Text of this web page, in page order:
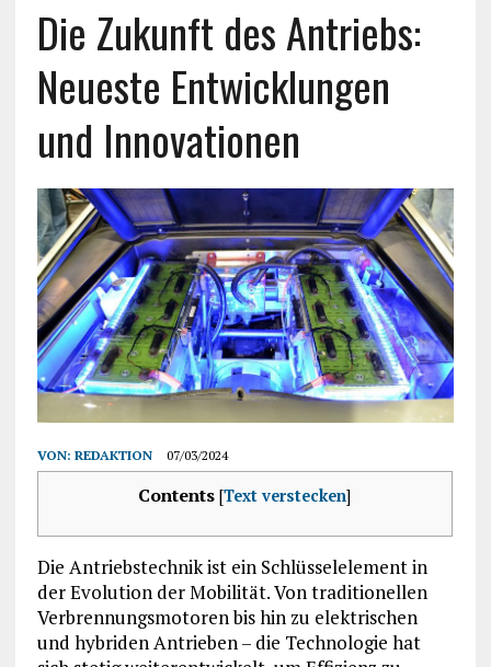
Die Zukunft des Antriebs:
Neueste Entwicklungen
und Innovationen
VON: REDAKTION 07/03/2024
Contents [Text verstecken]
Die Antriebstechnik ist ein Schlüsselelement in
der Evolution der Mobilität. Von traditionellen
Verbrennungsmotoren bis hin zu elektrischen
und hybriden Antrieben – die Technologie hat